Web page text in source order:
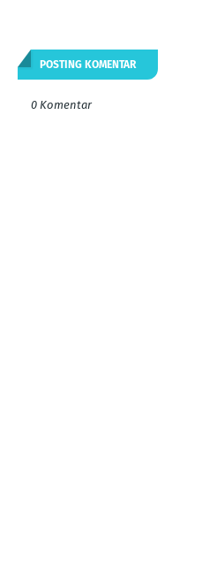
POSTING KOMENTAR
0 Komentar